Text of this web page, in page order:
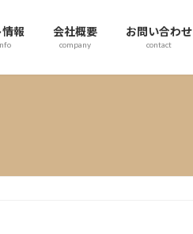
報 会社概要
company
お問い合わせ
contact